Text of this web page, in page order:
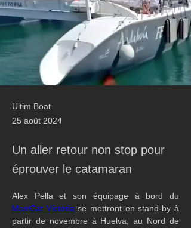
Ultim Boat
25 août 2024
Un aller retour non stop pour
éprouver le catamaran
MaxiCat Victoria se mettront en stand-by à
partir de novembre à Huelva, au Nord de